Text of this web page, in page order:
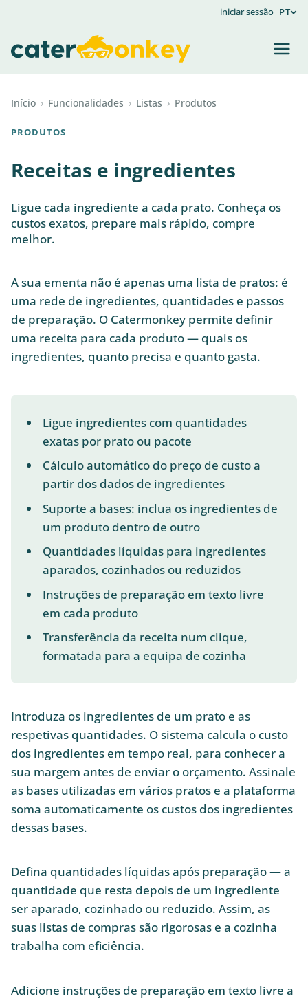
iniciar sessão PT
Início › Funcionalidades › Listas › Produtos
PRODUTOS
Receitas e ingredientes
Ligue cada ingrediente a cada prato. Conheça os
custos exatos, prepare mais rápido, compre
melhor.
A sua ementa não é apenas uma lista de pratos: é
uma rede de ingredientes, quantidades e passos
de preparação. O Catermonkey permite definir
uma receita para cada produto — quais os
ingredientes, quanto precisa e quanto gasta.
Ligue ingredientes com quantidades
exatas por prato ou pacote
Cálculo automático do preço de custo a
partir dos dados de ingredientes
Suporte a bases: inclua os ingredientes de
um produto dentro de outro
Quantidades líquidas para ingredientes
aparados, cozinhados ou reduzidos
Instruções de preparação em texto livre
em cada produto
Transferência da receita num clique,
formatada para a equipa de cozinha
Introduza os ingredientes de um prato e as
respetivas quantidades. O sistema calcula o custo
dos ingredientes em tempo real, para conhecer a
sua margem antes de enviar o orçamento. Assinale
as bases utilizadas em vários pratos e a plataforma
soma automaticamente os custos dos ingredientes
dessas bases.
Defina quantidades líquidas após preparação — a
quantidade que resta depois de um ingrediente
ser aparado, cozinhado ou reduzido. Assim, as
suas listas de compras são rigorosas e a cozinha
trabalha com eficiência.
Adicione instruções de preparação em texto livre a